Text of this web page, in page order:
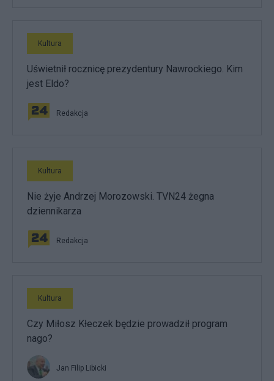
Kultura
Uświetnił rocznicę prezydentury Nawrockiego. Kim
jest Eldo?
Redakcja
Kultura
Nie żyje Andrzej Morozowski. TVN24 żegna
dziennikarza
Redakcja
Kultura
Czy Miłosz Kłeczek będzie prowadził program
nago?
Jan Filip Libicki